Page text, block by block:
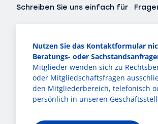
Schreiben Sie uns einfach für
Nutzen Sie das Kontaktformular
Beratungs- oder
Mitglieder wenden sich zu
oder Mitgliedschaftsfragen
den Mitgliederbereich, telefonisch
persönlich in unseren